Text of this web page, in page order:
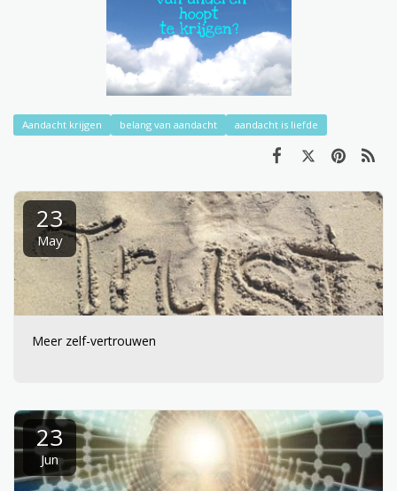
Aandacht krijgen belang van aandacht aandacht is liefde
23
May
Meer zelf-vertrouwen
23
Jun